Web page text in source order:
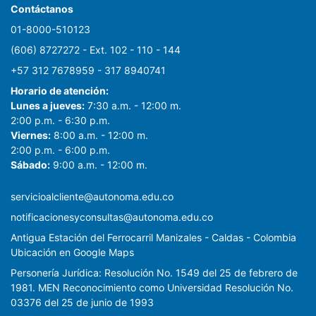
con 46.3% moderado, la participación,
comparado con el masculino (71,2% y
66,8% respectivamente). Se encontró
asociación entre los determinantes
sociales estructurales e intermedios con
el grado de discapacidad, entre ellos:
sexo, nivel de ingresos, no reciben
rehabilitación. Conclusiones: los
este estudio fue el sexo masculino en
un 56%, la edad promedio entre 45 y
65 años con un 41%. El 36.1% nunca se
han casado, el estrato 2 con un 81%,
pero el nivel educativo fue básica
secundaria completa con un 21.3%, la
Contáctanos
01-8000-510123
(606) 8727272 - Ext. 102 - 110 - 144
+57 312 7678959 - 317 8940741
Horario de atención:
Lunes a jueves: 7:30 a.m. - 12:00 m.
2:00 p.m. - 6:30 p.m.
Viernes: 8:00 a.m. - 12:00 m.
2:00 p.m. - 6:00 p.m.
Sábado: 9:00 a.m. - 12:00 m.
servicioalcliente@autonoma.edu.co
notificacionesyconsultas@autonoma.edu.co
Antigua Estación del Ferrocarril Manizales - Caldas - Colombia
Ubicación en Google Maps
Personería Jurídica: Resolución No. 1549 del 25 de febrero de
1981. MEN Reconocimiento como Universidad Resolución No.
03376 del 25 de junio de 1993